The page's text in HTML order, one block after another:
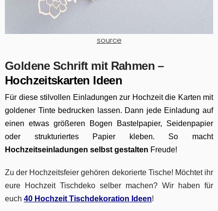
source
Goldene Schrift mit Rahmen –
Hochzeitskarten Ideen
Für diese stilvollen Einladungen zur Hochzeit die Karten mit
goldener Tinte bedrucken lassen. Dann jede Einladung auf
einen etwas größeren Bogen Bastelpapier, Seidenpapier
oder strukturiertes Papier kleben. So macht
Hochzeitseinladungen selbst gestalten Freude!
Zu der Hochzeitsfeier gehören dekorierte Tische! Möchtet ihr
eure Hochzeit Tischdeko selber machen? Wir haben für
euch 40 Hochzeit Tischdekoration Ideen!